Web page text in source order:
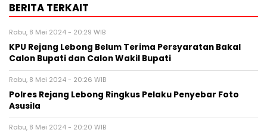
BERITA TERKAIT
Rabu, 8 Mei 2024 - 20:29 WIB
KPU Rejang Lebong Belum Terima Persyaratan Bakal
Calon Bupati dan Calon Wakil Bupati
Rabu, 8 Mei 2024 - 20:26 WIB
Polres Rejang Lebong Ringkus Pelaku Penyebar Foto
Asusila
Rabu, 8 Mei 2024 - 20:20 WIB